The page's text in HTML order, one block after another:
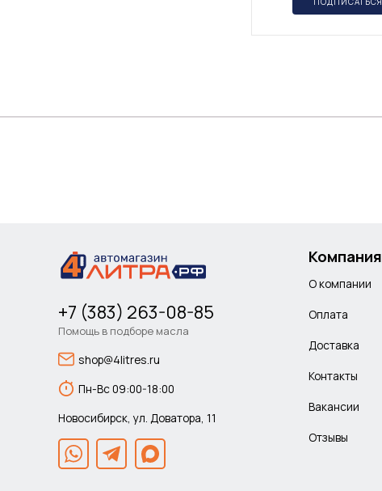
+7 (383) 263-08-85
Помощь в подборе масла
shop@4litres.ru
Пн-Вс 09:00-18:00
Новосибирск, ул. Доватора, 11
Компания
О компании
Оплата
Доставка
Контакты
Вакансии
Отзывы